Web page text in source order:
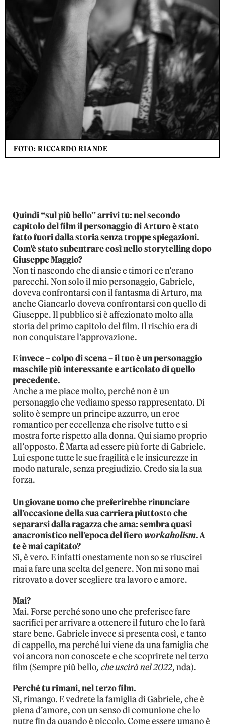
FOTO: RICCARDO RIANDE
Quindi “sul più bello” arrivi tu: nel secondo
capitolo del film il personaggio di Arturo è stato
fatto fuori dalla storia senza troppe spiegazioni.
Com’è stato subentrare così nello storytelling dopo
Giuseppe Maggio?
Non ti nascondo che di ansie e timori ce n’erano
parecchi. Non solo il mio personaggio, Gabriele,
doveva confrontarsi con il fantasma di Arturo, ma
anche Giancarlo doveva confrontarsi con quello di
Giuseppe. Il pubblico si è affezionato molto alla
storia del primo capitolo del film. Il rischio era di
non conquistare l’approvazione.
E invece – colpo di scena – il tuo è un personaggio
maschile più interessante e articolato di quello
precedente.
Anche a me piace molto, perché non è un
personaggio che vediamo spesso rappresentato. Di
solito è sempre un principe azzurro, un eroe
romantico per eccellenza che risolve tutto e si
mostra forte rispetto alla donna. Qui siamo proprio
all’opposto. È Marta ad essere più forte di Gabriele.
Lui espone tutte le sue fragilità e le insicurezze in
modo naturale, senza pregiudizio. Credo sia la sua
forza.
Un giovane uomo che preferirebbe rinunciare
all’occasione della sua carriera piuttosto che
separarsi dalla ragazza che ama: sembra quasi
anacronistico nell’epoca del fieroworkaholism. A
te è mai capitato?
Sì, è vero. E infatti onestamente non so se riuscirei
mai a fare una scelta del genere. Non mi sono mai
ritrovato a dover scegliere tra lavoro e amore.
Mai?
Mai. Forse perché sono uno che preferisce fare
sacrifici per arrivare a ottenere il futuro che lo farà
stare bene. Gabriele invece si presenta così, e tanto
di cappello, ma perché lui viene da una famiglia che
voi ancora non conoscete e che scoprirete nel terzo
film (Sempre più bello, che uscirà nel 2022, nda).
Perché tu rimani, nel terzo film.
Sì, rimango. E vedrete la famiglia di Gabriele, che è
piena d’amore, con un senso di comunione che lo
nutre fin da quando è piccolo. Come essere umano è